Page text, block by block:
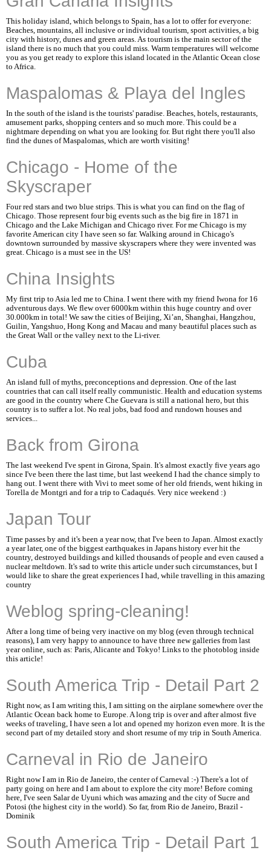
This holiday island, which belongs to Spain, has a lot to offer for everyone:
Beaches, mountains, all inclusive or individual tourism, sport activities, a big
city with history, dunes and green areas. As tourism is the main sector of the
island there is no much that you could miss. Warm temperatures will welcome
you as you get ready to explore this island located in the Atlantic Ocean close
to Africa.
Maspalomas & Playa del Ingles
In the south of the island is the tourists' paradise. Beaches, hotels, restaurants,
amusement parks, shopping centers and so much more. This could be a
nightmare depending on what you are looking for. But right there you'll also
find the dunes of Maspalomas, which are worth visiting!
Chicago - Home of the
Skyscraper
Four red stars and two blue strips. This is what you can find on the flag of
Chicago. Those represent four big events such as the big fire in 1871 in
Chicago and the Lake Michigan and Chicago river. For me Chicago is my
favorite American city I have seen so far. Walking around in Chicago's
downtown surrounded by massive skyscrapers where they were invented was
great. Chicago is a must see in the US!
China Insights
My first trip to Asia led me to China. I went there with my friend Iwona for 16
adventurous days. We flew over 6000km within this huge country and over
30.000km in total! We saw the cities of Beijing, Xi’an, Shanghai, Hangzhou,
Guilin, Yangshuo, Hong Kong and Macau and many beautiful places such as
the Great Wall or the valley next to the Li-river.
Cuba
An island full of myths, preconceptions and depression. One of the last
countries that can call itself really communistic. Health and education systems
are good in the country where Che Guevara is still a national hero, but this
country is to suffer a lot. No real jobs, bad food and rundown houses and
services...
Back from Girona
The last weekend I've spent in Girona, Spain. It's almost exactly five years ago
since I've been there the last time, but last weekend I had the chance simply to
hang out. I went there with Vivi to meet some of her old friends, went hiking in
Torella de Montgri and for a trip to Cadaqués. Very nice weekend :)
Japan Tour
Time passes by and it's been a year now, that I've been to Japan. Almost exactly
a year later, one of the biggest earthquakes in Japans history ever hit the
country, destroyed buildings and killed thousands of people and even caused a
nuclear meltdown. It's sad to write this article under such circumstances, but I
would like to share the great experiences I had, while travelling in this amazing
country
Weblog spring-cleaning!
After a long time of being very inactive on my blog (even through technical
reasons), I am very happy to announce to have three new galleries from last
year online, such as: Paris, Alicante and Tokyo! Links to the photoblog inside
this article!
South America Trip - Detail Part 2
Right now, as I am writing this, I am sitting on the airplane somewhere over the
Atlantic Ocean back home to Europe. A long trip is over and after almost five
weeks of traveling, I have seen a lot and opened my horizon even more. It is the
second part of my detailed story and short resume of my trip in South America.
Carneval in Rio de Janeiro
Right now I am in Rio de Janeiro, the center of Carneval :-) There's a lot of
party going on here and I am about to explore the city more! Before coming
here, I've seen Salar de Uyuni which was amazing and the city of Sucre and
Potosi (the highest city in the world). So far, from Rio de Janeiro, Brazil -
Dominik
South America Trip - Detail Part 1